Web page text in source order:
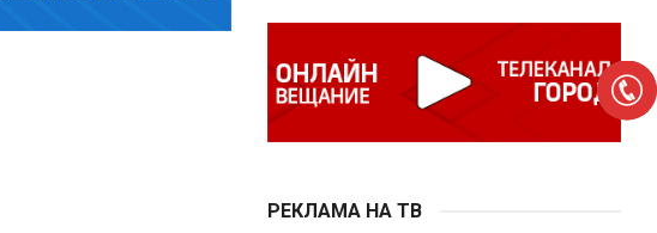
РЕКЛАМА НА ТВ